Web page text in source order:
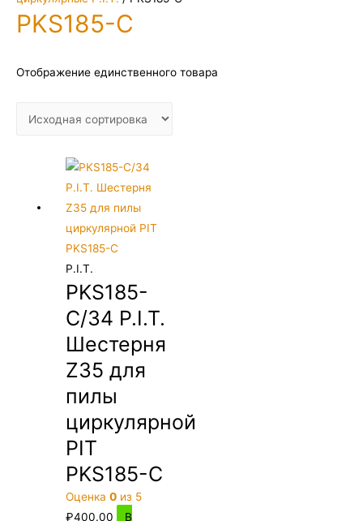
PKS185-C
Отображение единственного товара
P.I.T.
PKS185-
C/34 P.I.T.
Шестерня
Z35 для
пилы
циркулярной
PIT
PKS185-C
Оценка0 из 5
₽400.00 В